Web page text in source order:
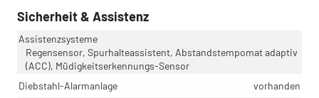
Sicherheit & Assistenz
Assistenzsysteme
Regensensor, Spurhalteassistent, Abstandstempomat adaptiv
(ACC), Müdigkeitserkennungs-Sensor
Diebstahl-Alarmanlage
vorhanden